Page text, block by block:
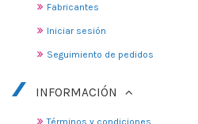
Fabricantes
Iniciar sesión
Seguimiento de pedidos
INFORMACIÓN
Términos y condiciones